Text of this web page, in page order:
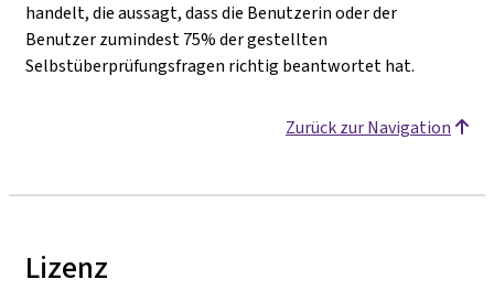
handelt, die aussagt, dass die Benutzerin oder der
Benutzer zumindest 75% der gestellten
Selbstüberprüfungsfragen richtig beantwortet hat.
Zurück zur Navigation
Lizenz